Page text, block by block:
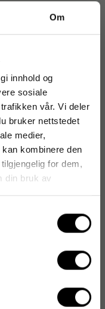
Om
innhold og
sosiale
vår. Vi deler
bruker nettstedet
medier,
kombinere den
for dem,
din bruk av